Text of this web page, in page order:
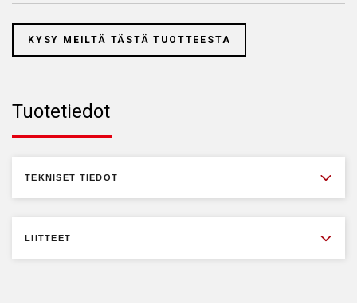
KYSY MEILTÄ TÄSTÄ TUOTTEESTA
Tuotetiedot
TEKNISET TIEDOT
LIITTEET